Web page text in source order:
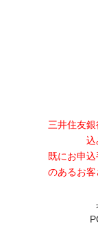
三井住友
込
既にお申
のあるお